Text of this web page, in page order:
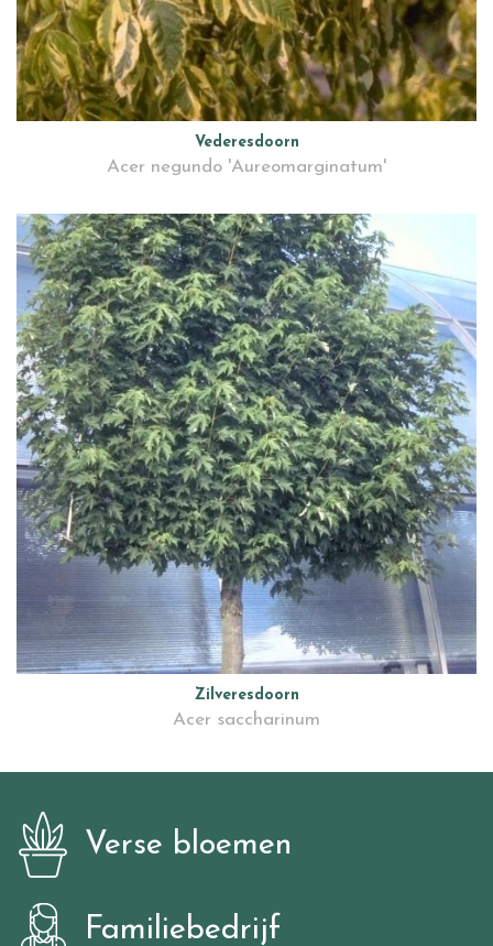
Vederesdoorn
Acer negundo 'Aureomarginatum'
Zilveresdoorn
Acer saccharinum
Verse bloemen
Familiebedrijf